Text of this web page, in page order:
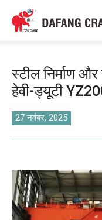
स्टील निर्माण
हेवी-ड्यूटी
27 नवंबर, 2025
Bahasa Indonesia
Bahasa Melayu
বাংলা
فارسی
Pilipino
اردو
Čeština
Беларуская мова
Kiswahili